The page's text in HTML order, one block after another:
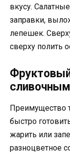
вкусу.
заправки,
лепешек.
сверху полить
Преимущество
быстро
жарить или
разноцветное